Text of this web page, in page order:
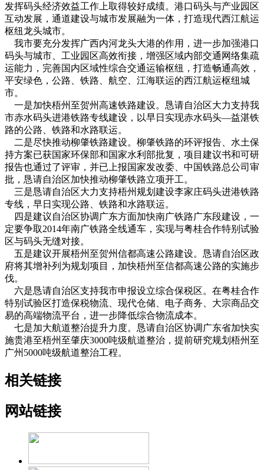
发挥码头经济效益工作上取得较好成绩。港口码头与产业园区
互动发展，通道建设与城市发展融为一体，打造现代西江航运
枢纽龙头城市。
我市要充分发挥广西内河龙头大港的作用，进一步加强港口
码头与城市、工业园区高效衔接，增强区域内部交通网络集疏
运能力，完善国内区域性综合交通运输枢纽，打造畅通高效，
平安绿色，公路、铁路、航空、江海联运的西江航运枢纽城
市。
一是加快梧州至贺州高速铁路建设。恳请自治区大力支持我
市赤水码头进港铁路专线建设，以早日实现赤水码头—益湛铁
路的公路、铁路和水路联运。
二是尽快推动柳肇铁路建设。柳肇铁路的环评报告、水土保
持方案已获国家环保部和国家水利部批复，项目建议书和可研
报告也通过了评审，并已上报国家发改委、中国铁路总公司审
批，恳请自治区加快推动柳肇铁路立项开工。
三是恳请自治区大力支持梧州规划建设李家庄码头进港铁路
专线，早日实现公路、铁路和水路联运。
四是建议自治区协调广东方面加快南广铁路广东段建设，一
定要争取2014年南广铁路全线通车，实现与粤桂合作特别试验
区与码头无缝对接。
五是建议开展梧州至贺州信都高速公路建设。恳请自治区政
府将其增补列为规划项目，加快梧州至信都高速公路的实施步
伐。
六是恳请自治区支持我市申报设立综合保税区。在粤桂合作
特别试验区打造保税物流、现代仓储、电子商务、大宗商品交
易的高端物流平台，进一步降低综合物流成本。
七是加大航道整治提升力度。恳请自治区协调广东省加快实
施贵港至梧州至肇庆3000吨级航道整治，提前研究规划梧州至
广州5000吨级航道整治工程。
相关链接
网站链接